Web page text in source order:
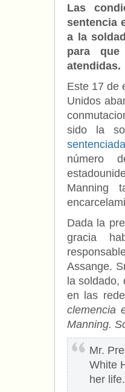
Las
sentencia
a la
para que
atendidas.
Este 17 de
Unidos
sido la
número
Manning
Dada la
gracia
Assange.
la
en las
clemencia
Manning.
Mr.
White
her life.